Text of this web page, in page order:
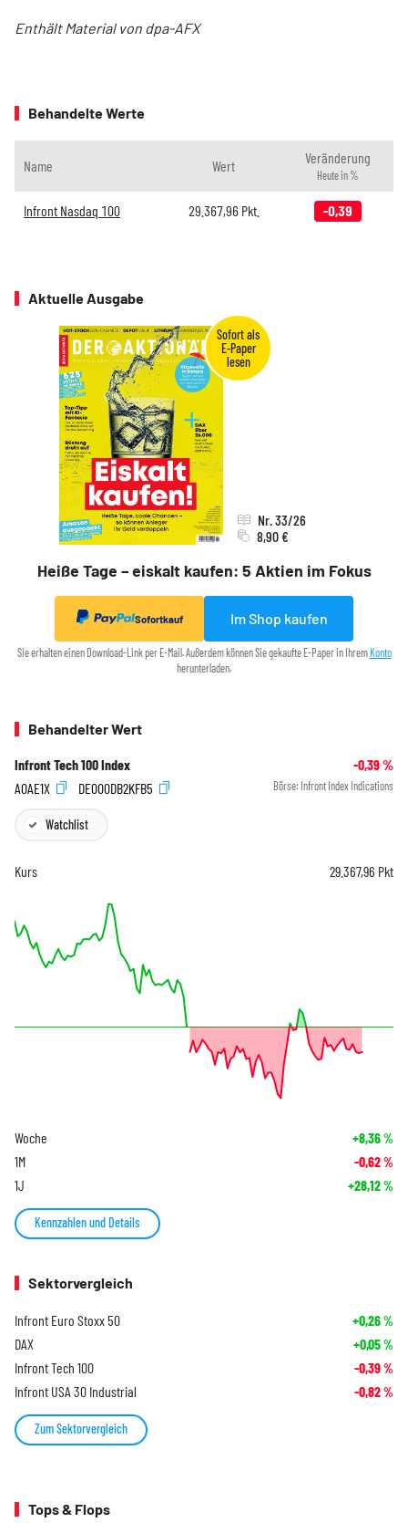
Enthält Material von dpa-AFX
Behandelte Werte
Name Wert Veränderung
Heute in %
Infront Nasdaq 100 29.367,96Pkt. -0,39
Aktuelle Ausgabe
Heiße Tage – eiskalt kaufen: 5 Aktien im Fokus
Nr. 33/26
8,90 €
Sofortkauf Im Shop kaufen
Sie erhalten einen Download-Link per E-Mail. Außerdem können Sie gekaufte E-Paper in Ihrem Konto
herunterladen.
Behandelter Wert
Infront Tech 100 Index -0,39%
A0AE1X
DE000DB2KFB5 Börse: Infront Index Indications
Watchlist
Kurs 29.367,96 Pkt
Woche +8,36%
1M -0,62%
1J +28,12%
Kennzahlen und Details
Sektorvergleich
Infront Euro Stoxx 50 +0,26%
DAX +0,05%
Infront Tech 100 -0,39%
Infront USA 30 Industrial -0,82%
Zum Sektorvergleich
Tops & Flops